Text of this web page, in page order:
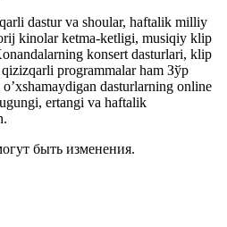
dastur va shoular, haftalik milliy
kinolar ketma-ketligi, musiqiy klip
konsert dasturlari, klip
programmalar ham Зўр
dasturlarning online
ertangi va haftalik
быть изменения.